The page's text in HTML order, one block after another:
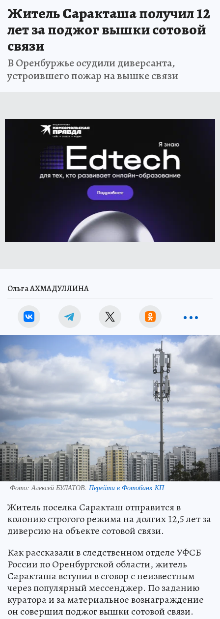
Житель Саракташа получил 12
лет за поджог вышки сотовой
связи
В Оренбуржье осудили диверсанта,
устроившего пожар на вышке связи
Ольга АХМАДУЛЛИНА
Фото:Алексей БУЛАТОВ. Перейти в Фотобанк КП
Житель поселка Саракташ отправится в
колонию строгого режима на долгих 12,5 лет за
диверсию на объекте сотовой связи.
Как рассказали в следственном отделе УФСБ
России по Оренбургской области, житель
Саракташа вступил в сговор с неизвестным
через популярный мессенджер. По заданию
куратора и за материальное вознаграждение
он совершил поджог вышки сотовой связи.